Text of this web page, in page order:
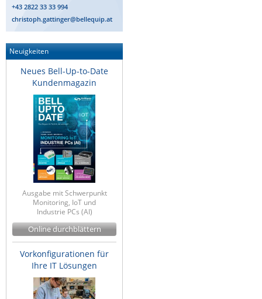
+43 2822 33 33 994
christoph.gattinger@bellequip.at
Neuigkeiten
Neues Bell-Up-to-Date
Kundenmagazin
Ausgabe mit Schwerpunkt
Monitoring, IoT und
Industrie PCs (AI)
Online durchblättern
Vorkonfigurationen für
Ihre IT Lösungen